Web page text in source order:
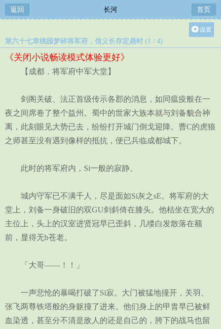
返回 长河 首页
设置
第六十七章桃园梦碎将军府，信义长存定鼎时 (1 / 4)
《关闭小说畅读模式体验更好》
【成都．将军府中军大堂】
剑阁关破、法正首级传示各郡的消息，如同瘟疫般在一
夜之间席卷了整个益州。蜀中的世家大族本就与刘备貌合神
离，此刻眼见大势已去，纷纷打开城门倒戈迎降。曹C的虎狼
之师甚至没有遇到像样的抵抗，便已兵临成都城下。
此时的将军府内，Si一般的寂静。
城内守军已不满千人，尽是面如Si灰之sE。将军府的大
堂上，刘备一身破旧的双GU剑斜倚在膝头。他枯坐在宽大的
主位上，头上的汉室进贤冠早已歪斜，几缕白发散落在额
前，显得无b苍老。
「大哥——！！」
一声悲怆的暴喝打破了Si寂。大门被猛地撞开，关羽、
张飞两尊铁塔般的身躯撞了进来。他们身上的甲胄早已被鲜
血染透，甚至分不清是敌人的还是自己的，胯下的战马也留